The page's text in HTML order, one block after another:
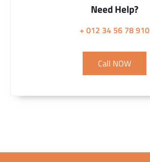
Need Help?
+ 012 34 56 78 910
Call NOW